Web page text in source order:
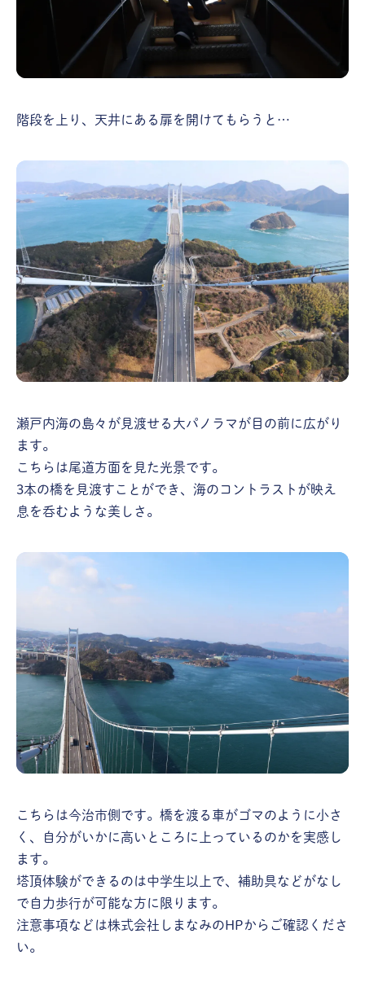
階段を上り、天井にある扉を開けてもらうと…
瀬戸内海の島々が見渡せる大パノラマが目の前に広がり
ます。
こちらは尾道方面を見た光景です。
3本の橋を見渡すことができ、海のコントラストが映え
息を呑むような美しさ。
こちらは今治市側です。橋を渡る車がゴマのように小さ
く、自分がいかに高いところに上っているのかを実感し
ます。
塔頂体験ができるのは中学生以上で、補助具などがなし
で自力歩行が可能な方に限ります。
注意事項などは株式会社しまなみのHPからご確認くださ
い。